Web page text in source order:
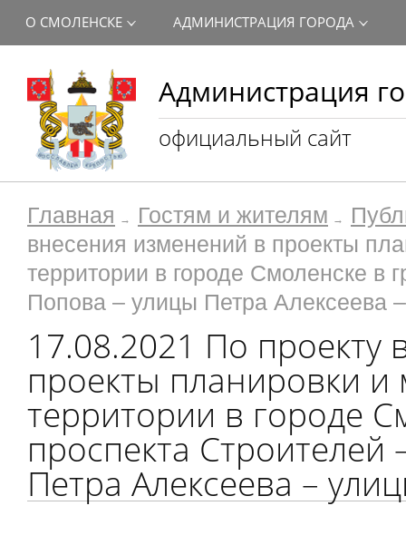
Администрация
официальный сайт
О СМОЛЕНСКЕ АДМИНИСТРАЦИЯ ГОРОДА
Главная Гостям и жителям
внесения изменений в проекты
территории в городе Смоленске в
Попова – улицы Петра Алексеева
17.08.2021 По проекту
проекты планировки
территории в городе
проспекта
Петра Алексеева –